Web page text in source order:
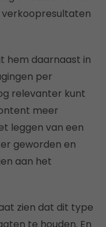
hem daarnaast in
per
relevanter kunt
meer
leggen van een
geworden en
aan het
zien dat dit type